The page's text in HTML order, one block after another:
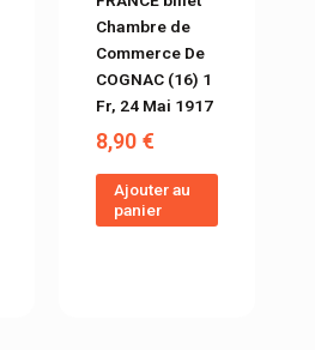
Chambre de
Commerce De
COGNAC (16) 1
Fr, 24 Mai 1917
8,90€
Ajouter au
panier